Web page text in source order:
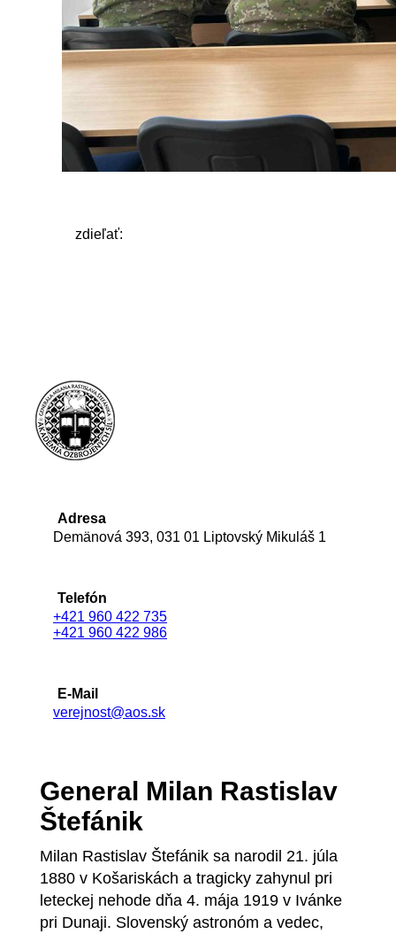
zdieľať:
Adresa
Demänová 393, 031 01 Liptovský Mikuláš 1
Telefón
+421 960 422 735
+421 960 422 986
E-Mail
verejnost@aos.sk
General Milan Rastislav
Štefánik
Milan Rastislav Štefánik sa narodil 21. júla
1880 v Košariskách a tragicky zahynul pri
leteckej nehode dňa 4. mája 1919 v Ivánke
pri Dunaji. Slovenský astronóm a vedec,